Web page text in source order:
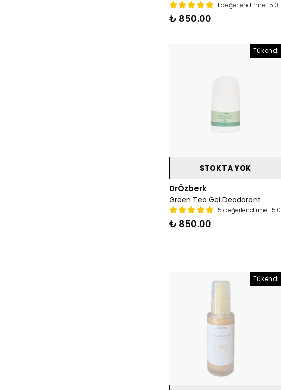
1 değerlendirme 5.0
₺ 850.00
Tükendi
STOKTA YOK
DrÖzberk
Green Tea Gel Deodorant
5 değerlendirme 5.0
₺ 850.00
Tükendi